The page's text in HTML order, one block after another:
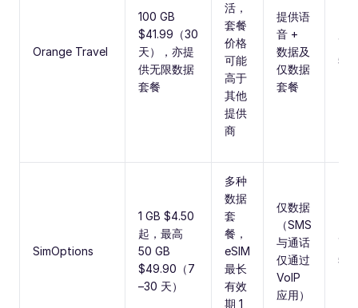
Orange Travel
100 GB
$41.99（30
天），亦提
供无限数据
套餐
活，
套餐
价格
可能
高于
其他
提供
商
提供语
音 +
数据及
仅数据
套餐
高
5G
SimOptions
1 GB $4.50
起，最高
50 GB
$49.90（7
–30 天）
多种
数据
套
餐，
eSIM
最长
有效
期 1
仅数据
（SMS
与通话
仅通过
VoIP
应用）
高
5G